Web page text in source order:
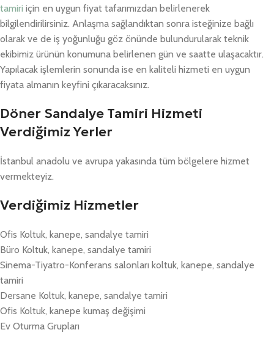
tamiri için en uygun fiyat tafarımızdan belirlenerek
bilgilendirilirsiniz. Anlaşma sağlandıktan sonra isteğinize bağlı
olarak ve de iş yoğunluğu göz önünde bulundurularak teknik
ekibimiz ürünün konumuna belirlenen gün ve saatte ulaşacaktır.
Yapılacak işlemlerin sonunda ise en kaliteli hizmeti en uygun
fiyata almanın keyfini çıkaracaksınız.
Döner Sandalye Tamiri Hizmeti
Verdiğimiz Yerler
İstanbul anadolu ve avrupa yakasında tüm bölgelere hizmet
vermekteyiz.
Verdiğimiz Hizmetler
Ofis Koltuk, kanepe, sandalye tamiri
Büro Koltuk, kanepe, sandalye tamiri
Sinema-Tiyatro-Konferans salonları koltuk, kanepe, sandalye
tamiri
Dersane Koltuk, kanepe, sandalye tamiri
Ofis Koltuk, kanepe kumaş değişimi
Ev Oturma Grupları